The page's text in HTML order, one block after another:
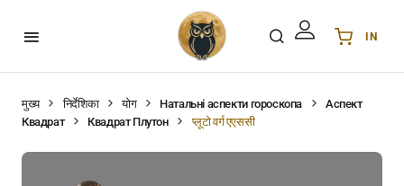
IN
DE
PL Polski
मुख्य निर्देशिका योग Натальні аспекти гороскопа
Аспект
Квадрат
Квадрат Плутон प्लूटो वर्ग एएससी